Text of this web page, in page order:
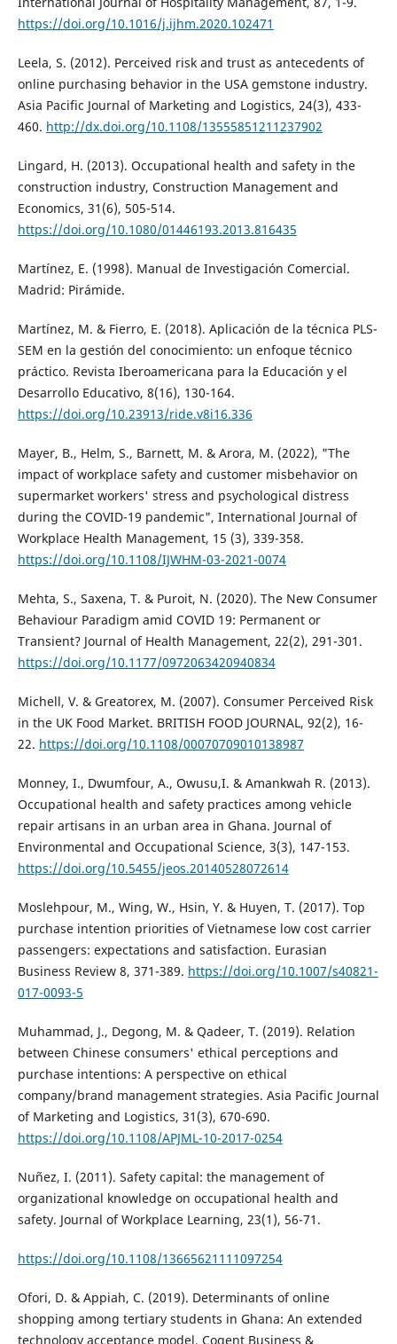
https://doi.org/10.1016/j.ijhm.2020.102471
Leela, S. (2012). Perceived risk and trust as antecedents of
online purchasing behavior in the USA gemstone industry.
Asia Pacific Journal of Marketing and Logistics, 24(3), 433-
460. http://dx.doi.org/10.1108/13555851211237902
Lingard, H. (2013). Occupational health and safety in the
construction industry, Construction Management and
Economics, 31(6), 505-514.
https://doi.org/10.1080/01446193.2013.816435
Martínez, E. (1998). Manual de Investigación Comercial.
Madrid: Pirámide.
Martínez, M. & Fierro, E. (2018). Aplicación de la técnica PLS-
SEM en la gestión del conocimiento: un enfoque técnico
práctico. Revista Iberoamericana para la Educación y el
Desarrollo Educativo, 8(16), 130-164.
https://doi.org/10.23913/ride.v8i16.336
Mayer, B., Helm, S., Barnett, M. & Arora, M. (2022), "The
impact of workplace safety and customer misbehavior on
supermarket workers' stress and psychological distress
during the COVID-19 pandemic", International Journal of
Workplace Health Management, 15 (3), 339-358.
https://doi.org/10.1108/IJWHM-03-2021-0074
Mehta, S., Saxena, T. & Puroit, N. (2020). The New Consumer
Behaviour Paradigm amid COVID 19: Permanent or
Transient? Journal of Health Management, 22(2), 291-301.
https://doi.org/10.1177/0972063420940834
Michell, V. & Greatorex, M. (2007). Consumer Perceived Risk
in the UK Food Market. BRITISH FOOD JOURNAL, 92(2), 16-
22. https://doi.org/10.1108/00070709010138987
Monney, I., Dwumfour, A., Owusu,I. & Amankwah R. (2013).
Occupational health and safety practices among vehicle
repair artisans in an urban area in Ghana. Journal of
Environmental and Occupational Science, 3(3), 147-153.
https://doi.org/10.5455/jeos.20140528072614
Moslehpour, M., Wing, W., Hsin, Y. & Huyen, T. (2017). Top
purchase intention priorities of Vietnamese low cost carrier
passengers: expectations and satisfaction. Eurasian
Business Review 8, 371-389. https://doi.org/10.1007/s40821-
017-0093-5
Muhammad, J., Degong, M. & Qadeer, T. (2019). Relation
between Chinese consumers' ethical perceptions and
purchase intentions: A perspective on ethical
company/brand management strategies. Asia Pacific Journal
of Marketing and Logistics, 31(3), 670-690.
https://doi.org/10.1108/APJML-10-2017-0254
Nuñez, I. (2011). Safety capital: the management of
organizational knowledge on occupational health and
safety. Journal of Workplace Learning, 23(1), 56-71.
https://doi.org/10.1108/13665621111097254
Ofori, D. & Appiah, C. (2019). Determinants of online
shopping among tertiary students in Ghana: An extended
technology acceptance model. Cogent Business &